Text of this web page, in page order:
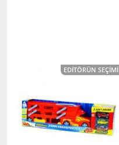
EDITÖRÜN SEÇIMI